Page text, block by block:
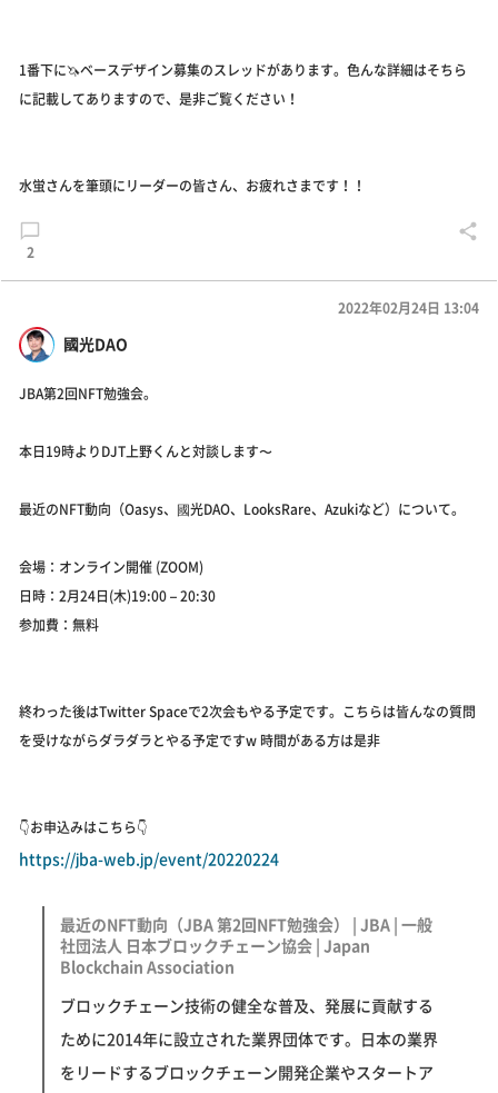
1番下に🦄ベースデザイン募集のスレッドがあります。色んな詳細はそちら
に記載してありますので、是非ご覧ください！
水蛍さんを筆頭にリーダーの皆さん、お疲れさまです！！
2
國光DAO
2022年02月24日 13:04
JBA第2回NFT勉強会。
本日19時よりDJT上野くんと対談します〜
最近のNFT動向（Oasys、國光DAO、LooksRare、Azukiなど）について。
会場：オンライン開催 (ZOOM)
日時：2月24日(木)19:00 – 20:30
参加費：無料
終わった後はTwitter Spaceで2次会もやる予定です。こちらは皆んなの質問
を受けながらダラダラとやる予定ですw 時間がある方は是非
👇お申込みはこちら👇
https://jba-web.jp/event/20220224
最近のNFT動向（JBA 第2回NFT勉強会） | JBA | 一般
社団法人 日本ブロックチェーン協会 | Japan
Blockchain Association
ブロックチェーン技術の健全な普及、発展に貢献する
ために2014年に設立された業界団体です。日本の業界
をリードするブロックチェーン開発企業やスタートア